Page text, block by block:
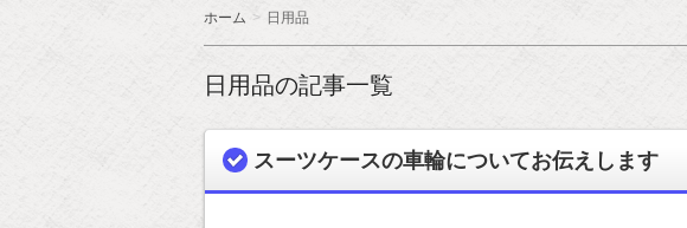
ホーム 日用品
日用品の記事一覧
スーツケースの車輪についてお伝えします